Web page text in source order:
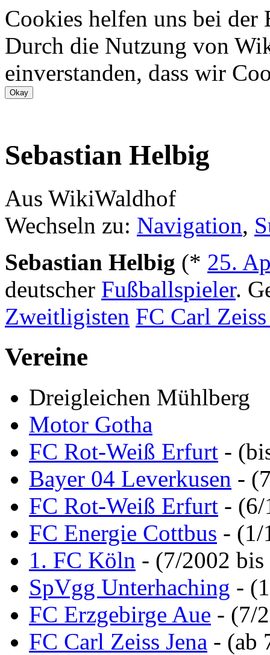
Cookies helfen uns bei
Durch die Nutzung von
einverstanden, dass wir
Sebastian Helbig
Aus WikiWaldhof
Wechseln zu: Navigation,
Sebastian Helbig (* 25.
deutscher Fußballspieler.
Zweitligisten FC Carl Zeiss
Vereine
Dreigleichen Mühlberg
Motor Gotha
FC Rot-Weiß Erfurt -
Bayer 04 Leverkusen -
FC Rot-Weiß Erfurt - (6/
FC Energie Cottbus - (1/
1. FC Köln - (7/2002
SpVgg Unterhaching -
FC Erzgebirge Aue - (7/
FC Carl Zeiss Jena - (ab